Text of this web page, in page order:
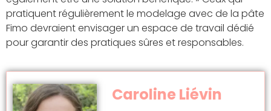
pratiquent régulièrement le modelage avec de la pâte
Fimo devraient envisager un espace de travail dédié
pour garantir des pratiques sûres et responsables.
Caroline Liévin